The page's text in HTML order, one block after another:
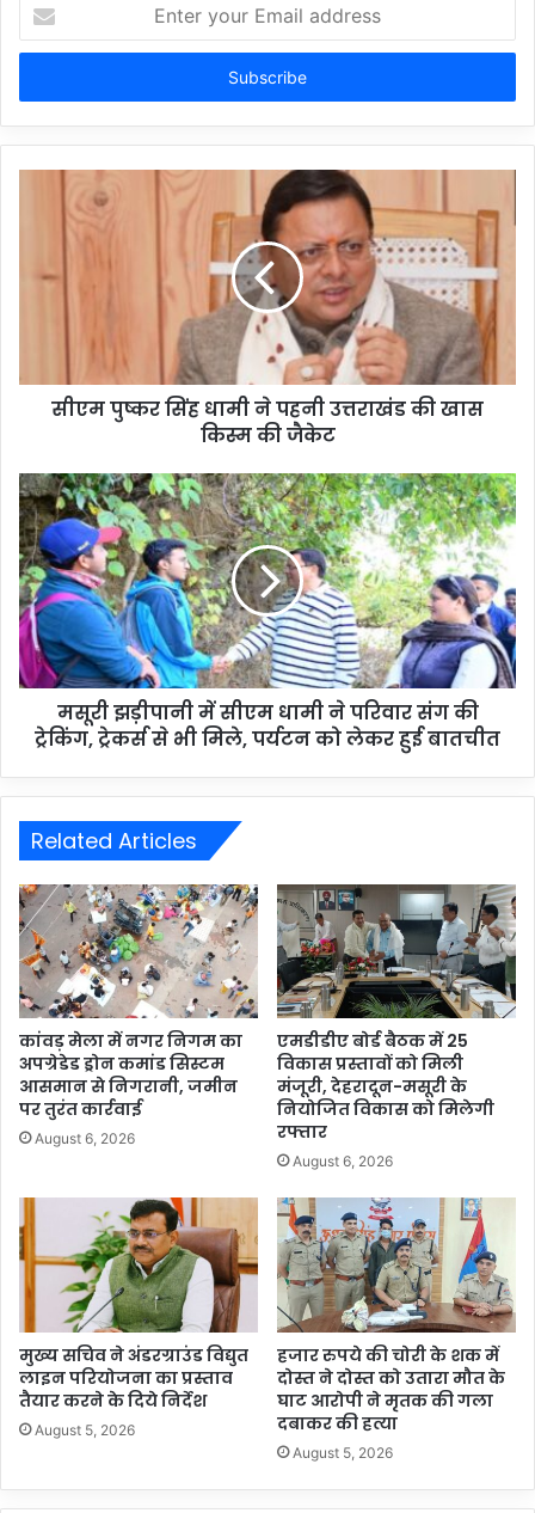
your
Email
सीएम पुष्कर सिंह धामी ने पहनी उत्तराखंड की खास
किस्म की जैकेट
मसूरी झड़ीपानी में सीएम धामी ने परिवार संग की
ट्रेकिंग, ट्रेकर्स से भी मिले, पर्यटन को लेकर हुई बातचीत
Related Articles
कांवड़ मेला में नगर निगम का
अपग्रेडेड ड्रोन कमांड सिस्टम
आसमान से निगरानी, जमीन
पर तुरंत कार्रवाई
August 6, 2026
एमडीडीए बोर्ड बैठक में 25
विकास प्रस्तावों को मिली
मंजूरी, देहरादून-मसूरी के
नियोजित विकास को मिलेगी
रफ्तार
August 6, 2026
मुख्य सचिव ने अंडरग्राउंड विद्युत
लाइन परियोजना का प्रस्ताव
तैयार करने के दिये निर्देश
August 5, 2026
हजार रुपये की चोरी के शक में
दोस्त ने दोस्त को उतारा मौत के
घाट आरोपी ने मृतक की गला
दबाकर की हत्या
August 5, 2026